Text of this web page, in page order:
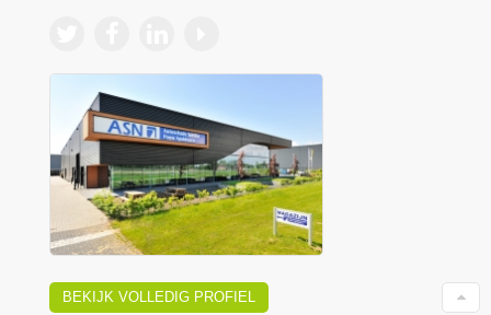
BEKIJK VOLLEDIG PROFIEL